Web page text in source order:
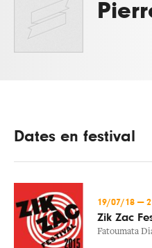
Dates en festival
19/07/18 —
Zik Zac
Fatoumata